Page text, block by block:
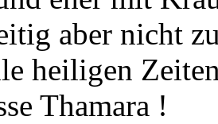
aber nicht
heiligen
Thamara !